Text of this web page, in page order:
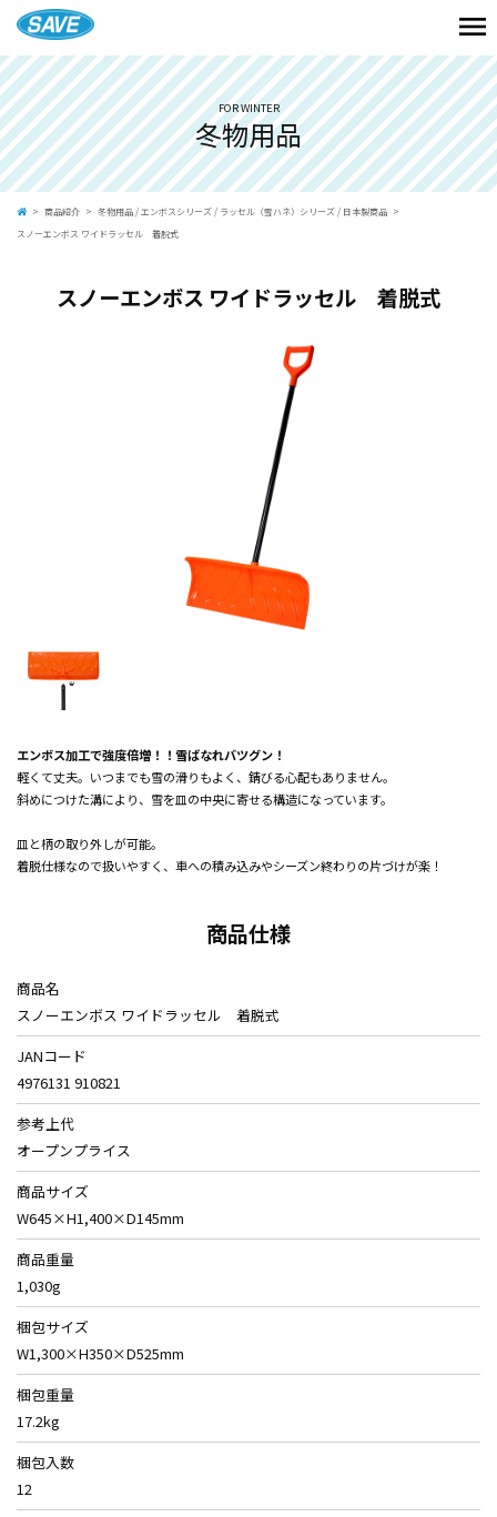
FOR WINTER
冬物用品
商品紹介 冬物用品 / エンボスシリーズ / ラッセル（雪ハネ）シリーズ / 日本製商品
スノーエンボス ワイドラッセル 着脱式
スノーエンボス ワイドラッセル 着脱式
エンボス加工で強度倍増！！雪ばなれバツグン！
軽くて丈夫。いつまでも雪の滑りもよく、錆びる心配もありません。
斜めにつけた溝により、雪を皿の中央に寄せる構造になっています。
皿と柄の取り外しが可能。
着脱仕様なので扱いやすく、車への積み込みやシーズン終わりの片づけが楽！
商品仕様
商品名
スノーエンボス ワイドラッセル 着脱式
JANコード
4976131 910821
参考上代
オープンプライス
商品サイズ
W645×H1,400×D145mm
商品重量
1,030g
梱包サイズ
W1,300×H350×D525mm
梱包重量
17.2kg
梱包入数
12